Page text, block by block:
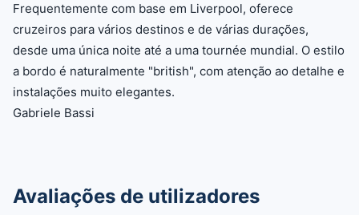
Frequentemente com base em Liverpool, oferece
cruzeiros para vários destinos e de várias durações,
desde uma única noite até a uma tournée mundial. O estilo
a bordo é naturalmente "british", com atenção ao detalhe e
instalações muito elegantes.
Gabriele Bassi
Avaliações de utilizadores